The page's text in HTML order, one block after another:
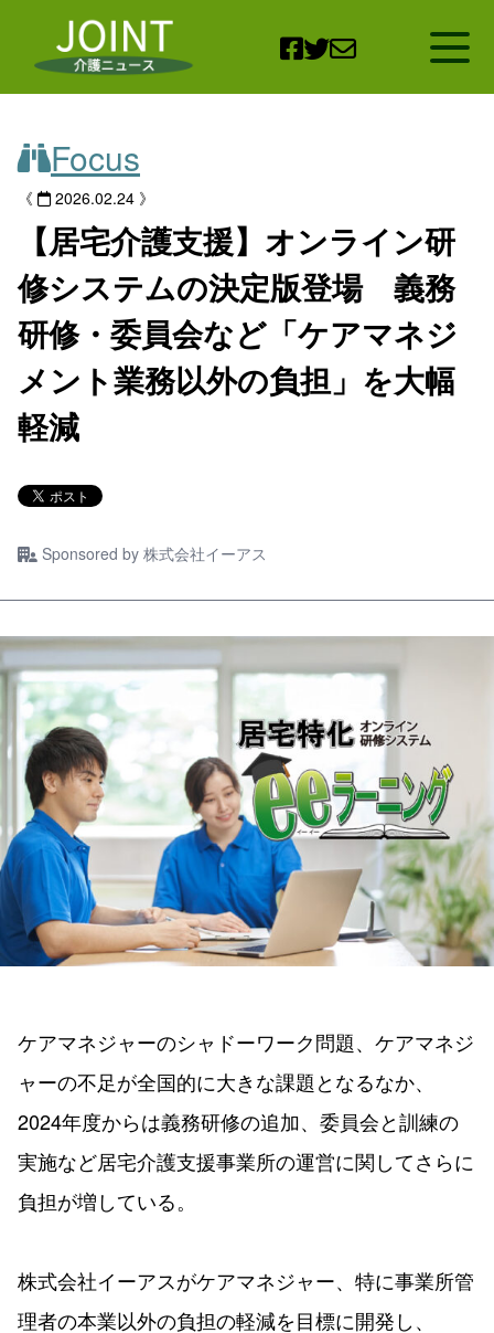
Focus
《 2026.02.24 》
【居宅介護支援】オンライン研
修システムの決定版登場 義務
研修・委員会など「ケアマネジ
メント業務以外の負担」を大幅
軽減
Sponsored by 株式会社イーアス
ケアマネジャーのシャドーワーク問題、ケアマネジ
ャーの不足が全国的に大きな課題となるなか、
2024年度からは義務研修の追加、委員会と訓練の
実施など居宅介護支援事業所の運営に関してさらに
負担が増している。
株式会社イーアスがケアマネジャー、特に事業所管
理者の本業以外の負担の軽減を目標に開発し、